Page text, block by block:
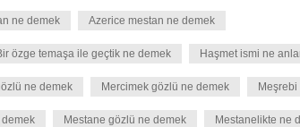
ne demek Azerice mestan ne demek
özge temaşa ile geçtik ne demek Haşmet ismi ne
ne demek Mercimek gözlü ne demek
demek Mestane gözlü ne demek Mestanelikte ne